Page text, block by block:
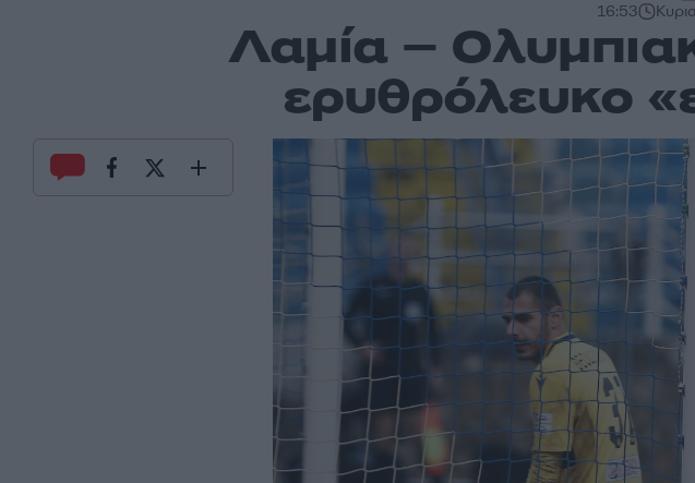
16:53
Λαμία –
ερυθρόλευκο